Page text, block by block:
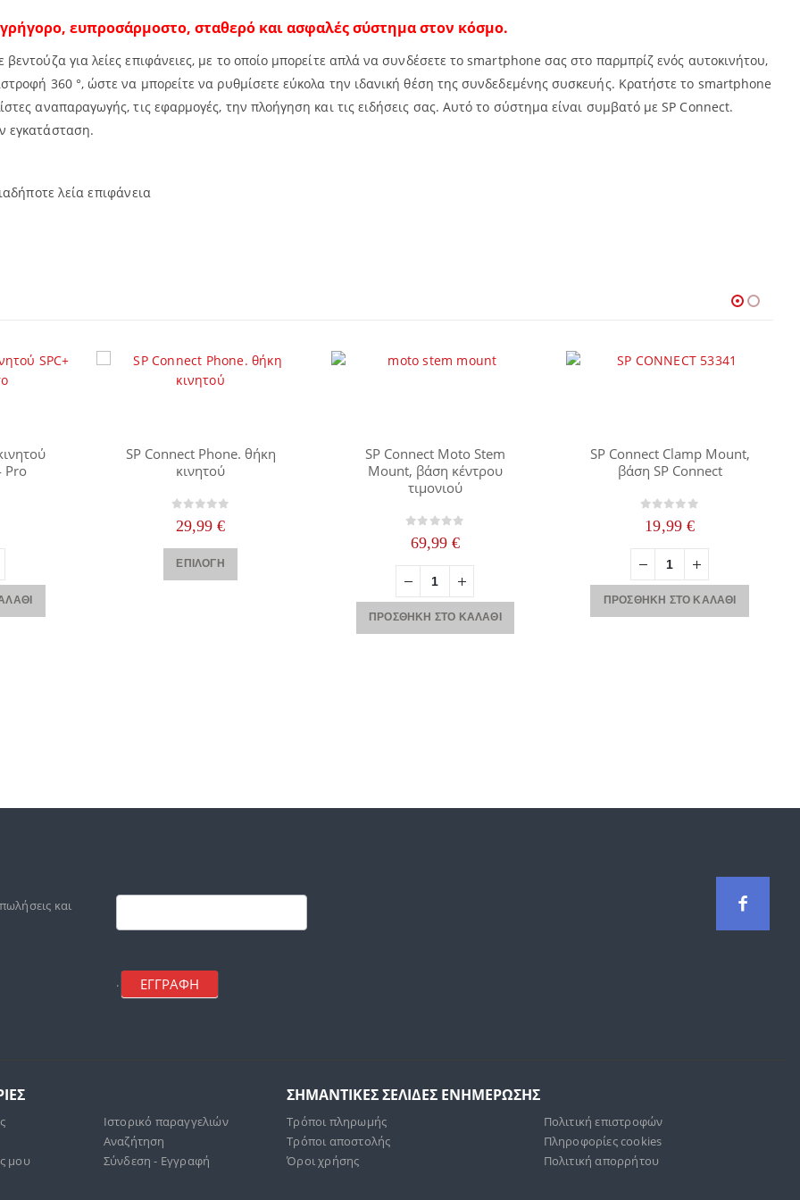
ευπροσάρμοστο, σταθερό και ασφαλές σύστημα στον κόσμο.
για λείες επιφάνειες, με το οποίο μπορείτε απλά να συνδέσετε το smartphone σας στο παρμπρίζ ενός αυτοκινήτου,
360 °, ώστε να μπορείτε να ρυθμίσετε εύκολα την ιδανική θέση της συνδεδεμένης συσκευής. Κρατήστε το smartphone
αναπαραγωγής, τις εφαρμογές, την πλοήγηση και τις ειδήσεις σας. Αυτό το σύστημα είναι συμβατό με SP Connect.
εγκατάσταση.
λεία επιφάνεια
Pro
SP Connect Phone. θήκη
κινητού
29,99€
ΕΠΙΛΟΓΉ
Αυτό το προϊόν έχει πολλαπλές παραλλαγές. Οι επιλογές μπορούν να επιλεγούν στη σελίδα του προϊόντος
SP Connect Moto Stem
Mount, βάση κέντρου
τιμονιού
69,99€
ΠΡΟΣΘΉΚΗ ΣΤΟ ΚΑΛΆΘΙ
SP Connect Clamp Mount,
βάση SP Connect
19,99 €
ΠΡΟΣΘΉΚΗ ΣΤΟ ΚΑΛΆΘΙ
και mailchimp
. ΕΓΓΡΑΦΗ
μου
Ιστορικό παραγγελιών
Αναζήτηση
Σύνδεση - Εγγραφή
ΣΗΜΑΝΤΙΚΕΣ ΣΕΛΙΔΕΣ ΕΝΗΜΕΡΩΣΗΣ
Τρόποι πληρωμής
Τρόποι αποστολής
Όροι χρήσης
Πολιτική επιστροφών
Πληροφορίες cookies
Πολιτική απορρήτου